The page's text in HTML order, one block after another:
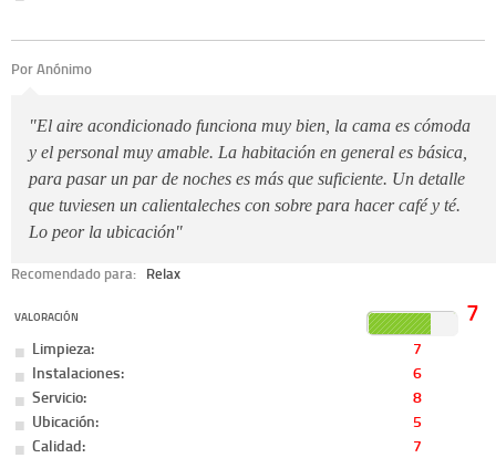
Por Anónimo
"El aire acondicionado funciona muy bien, la cama es cómoda
y el personal muy amable. La habitación en general es básica,
para pasar un par de noches es más que suficiente. Un detalle
que tuviesen un calientaleches con sobre para hacer café y té.
Lo peor la ubicación"
Recomendado para: Relax
VALORACIÓN 7
Limpieza:
7
Instalaciones:
6
Servicio:
8
Ubicación:
5
Calidad:
7